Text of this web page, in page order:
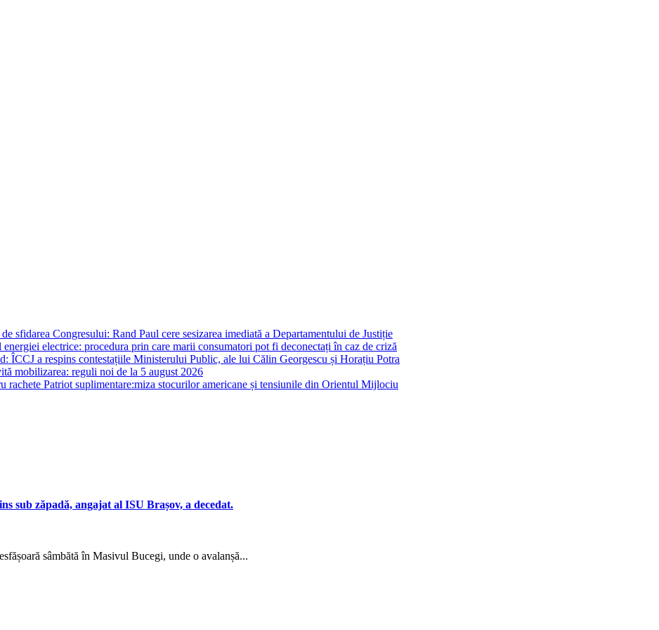
sfidarea Congresului: Rand Paul cere sesizarea imediată a Departamentului de Justiție
electrice: procedura prin care marii consumatori pot fi deconectați în caz de criză
ÎCCJ a respins contestațiile Ministerului Public, ale lui Călin Georgescu și Horațiu Potra
mobilizarea: reguli noi de la 5 august 2026
Patriot suplimentare:miza stocurilor americane și tensiunile din Orientul Mijlociu
sub zăpadă, angajat al ISU Brașov, a decedat.
sâmbătă în Masivul Bucegi, unde o avalanșă...